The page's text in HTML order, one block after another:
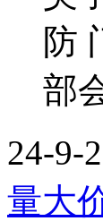
防
部
24-9-
量大